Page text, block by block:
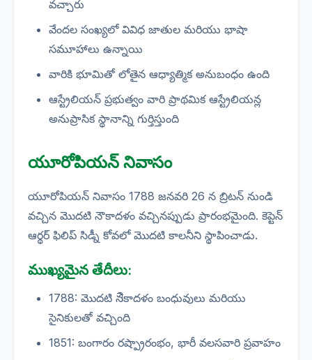
వచ్చారు
వేందల సంఖ్యలో వివిధ జాతుల మరియు భాషా
సమూహాలు ఉన్నాయి
వారికి భూమితో లోతైన ఆధ్యాత్మిక అనుబంధం ఉంది
ఆస్ట్రేలియన్ ప్రభుత్వం వారి ప్రాథమిక ఆస్ట్రేలియన్ల
అనుప్రాసిక స్థానాన్ని గుర్తిస్తుంది
యూరోపియన్ నివాసం
యూరోపియన్ నివాసం 1788 జనవరి 26 న బ్రిటన్ నుండి
వచ్చిన మొదటి నౌకాదళం వచ్చినప్పుడు ప్రారంభమైంది. కెప్టెన్
ఆర్థర్ ఫిలిప్ సిడ్నీ కోవలో మొదటి కాలనీని స్థాపించాడు.
ముఖ్యమైన తేదీలు:
1788: మొదటి నौకాదళం బంధువులు మరియు
సైనికులతో వచ్చింది
1851: బంగారం రష్ప్రారంభం, భారీ వలసవారి ప్రవాహం